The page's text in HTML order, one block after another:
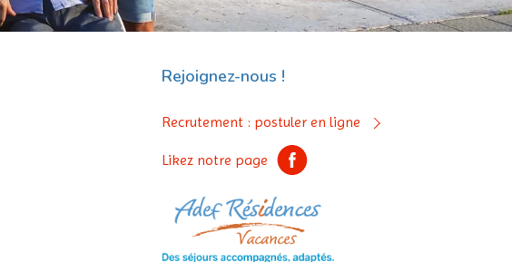
Rejoignez-nous !
Recrutement : postuler en ligne
Likez notre page